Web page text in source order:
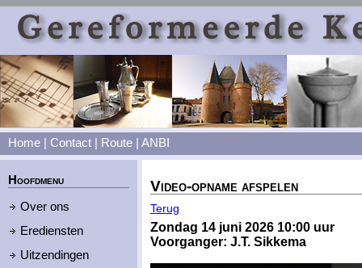
Home | Contact | Route | ANBI
Hoofdmenu
Over ons
Erediensten
Uitzendingen
Video-opname afspelen
Terug
Zondag 14 juni 2026 10:00 uur
Voorganger: J.T. Sikkema